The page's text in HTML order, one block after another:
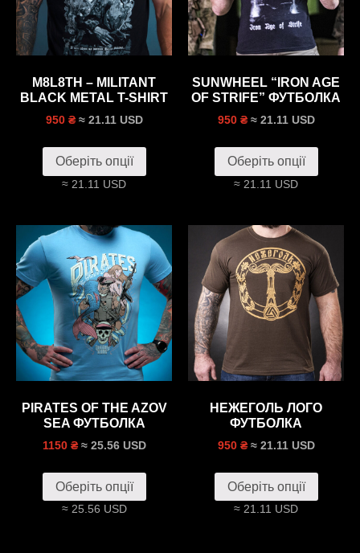
M8L8TH – MILITANT
BLACK METAL T-SHIRT
950 ₴ ≈ 21.11 USD
Оберіть опції
≈ 21.11 USD
SUNWHEEL “IRON AGE
OF STRIFE” ФУТБОЛКА
950 ₴ ≈ 21.11 USD
Оберіть опції
≈ 21.11 USD
PIRATES OF THE AZOV
SEA ФУТБОЛКА
1150 ₴ ≈ 25.56 USD
Оберіть опції
≈ 25.56 USD
НЕЖЕГОЛЬ ЛОГО
ФУТБОЛКА
950 ₴ ≈ 21.11 USD
Оберіть опції
≈ 21.11 USD